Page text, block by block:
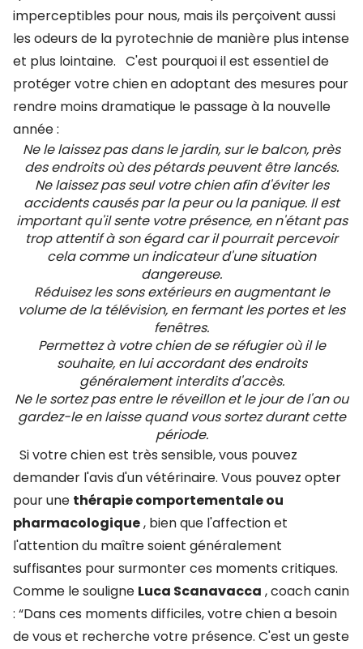
imperceptibles pour nous, mais ils perçoivent aussi
les odeurs de la pyrotechnie de manière plus intense
et plus lointaine. C'est pourquoi il est essentiel de
protéger votre chien en adoptant des mesures pour
rendre moins dramatique le passage à la nouvelle
année :
Ne le laissez pas dans le jardin, sur le balcon, près
des endroits où des pétards peuvent être lancés.
Ne laissez pas seul votre chien afin d'éviter les
accidents causés par la peur ou la panique. Il est
important qu'il sente votre présence, en n'étant pas
trop attentif à son égard car il pourrait percevoir
cela comme un indicateur d'une situation
dangereuse.
Réduisez les sons extérieurs en augmentant le
volume de la télévision, en fermant les portes et les
fenêtres.
Permettez à votre chien de se réfugier où il le
souhaite, en lui accordant des endroits
généralement interdits d'accès.
Ne le sortez pas entre le réveillon et le jour de l'an ou
gardez-le en laisse quand vous sortez durant cette
période.
Si votre chien est très sensible, vous pouvez
demander l'avis d'un vétérinaire. Vous pouvez opter
pour une thérapie comportementale ou
pharmacologique, bien que l'affection et
l'attention du maître soient généralement
suffisantes pour surmonter ces moments critiques.
Comme le souligne Luca Scanavacca , coach canin
: “Dans ces moments difficiles, votre chien a besoin
de vous et recherche votre présence. C'est un geste